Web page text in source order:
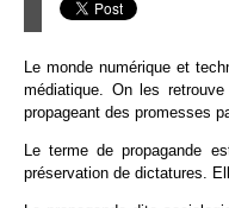
Le monde numérique et
médiatique. On les
propageant des promesses
Le terme de propagande
préservation de dictatures.